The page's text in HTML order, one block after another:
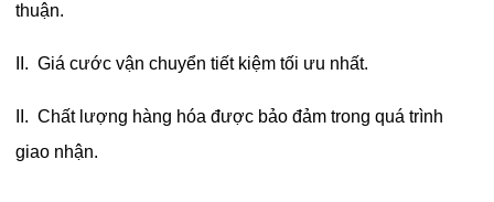
thuận.
II. Giá cước vận chuyển tiết kiệm tối ưu nhất.
II. Chất lượng hàng hóa được bảo đảm trong quá trình
giao nhận.